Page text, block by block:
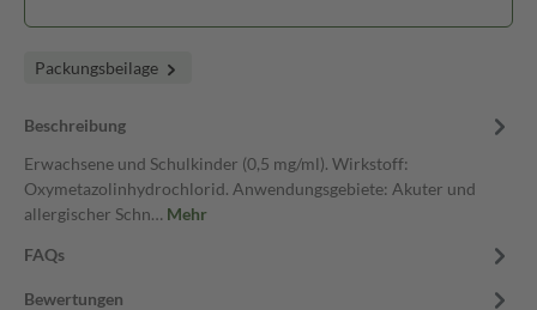
Packungsbeilage
Beschreibung
Erwachsene und Schulkinder (0,5 mg/ml). Wirkstoff:
Oxymetazolinhydrochlorid. Anwendungsgebiete: Akuter und
allergischer Schn… Mehr
FAQs
Bewertungen